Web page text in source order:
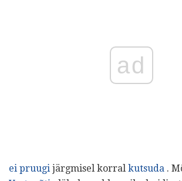
ad
ei pruugi järgmisel korral kutsuda .